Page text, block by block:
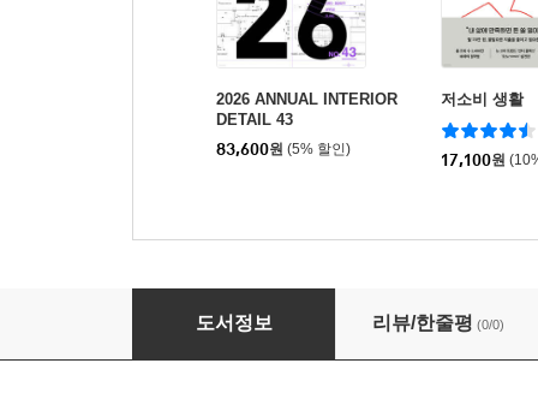
2026 ANNUAL INTERIOR
DETAIL 43
83,600원 (5% 할인)
저소비 생활
17,100원
2026 ANNUAL INTERIOR DETAIL 44
도서정보 리뷰/한줄평 (0/0)